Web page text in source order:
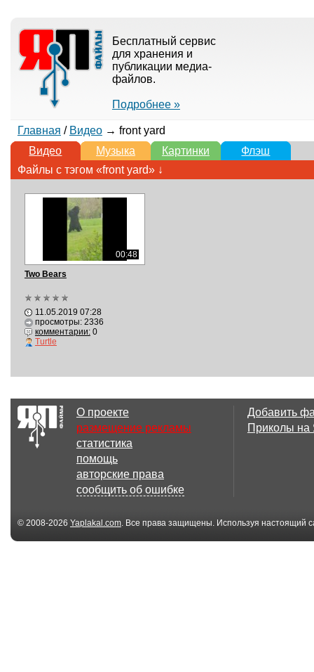
Бесплатный сервис
для хранения и
публикации медиа-
файлов.
Подробнее »
Главная / Видео→ front yard
Видео
Музыка Картинки
Флэш
Файлы с тэгом «front yard» ↓
00:48
Two Bears
11.05.2019 07:28
просмотры: 2336
комментарии:0
Turtle
О проекте
размещение рекламы
статистика
помощь
авторские права
сообщить об ошибке
Добавить
Приколы
© 2008-2026 Yaplakal.com. Все права защищены. Используя настоящий